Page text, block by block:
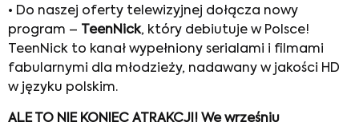
• Do naszej oferty telewizyjnej dołącza nowy
program – TeenNick, który debiutuje w Polsce!
TeenNick to kanał wypełniony serialami i filmami
fabularnymi dla młodzieży, nadawany w jakości HD
w języku polskim.
ALE TO NIE KONIEC ATRAKCJI! We wrześniu